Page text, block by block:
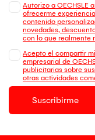
Autorizo a OECHSLE
ofrecerme
contenido
novedades,
con lo que realmente
Acepto el compartir
empresarial de
publicitarias sobre
otras actividades
Suscribirme